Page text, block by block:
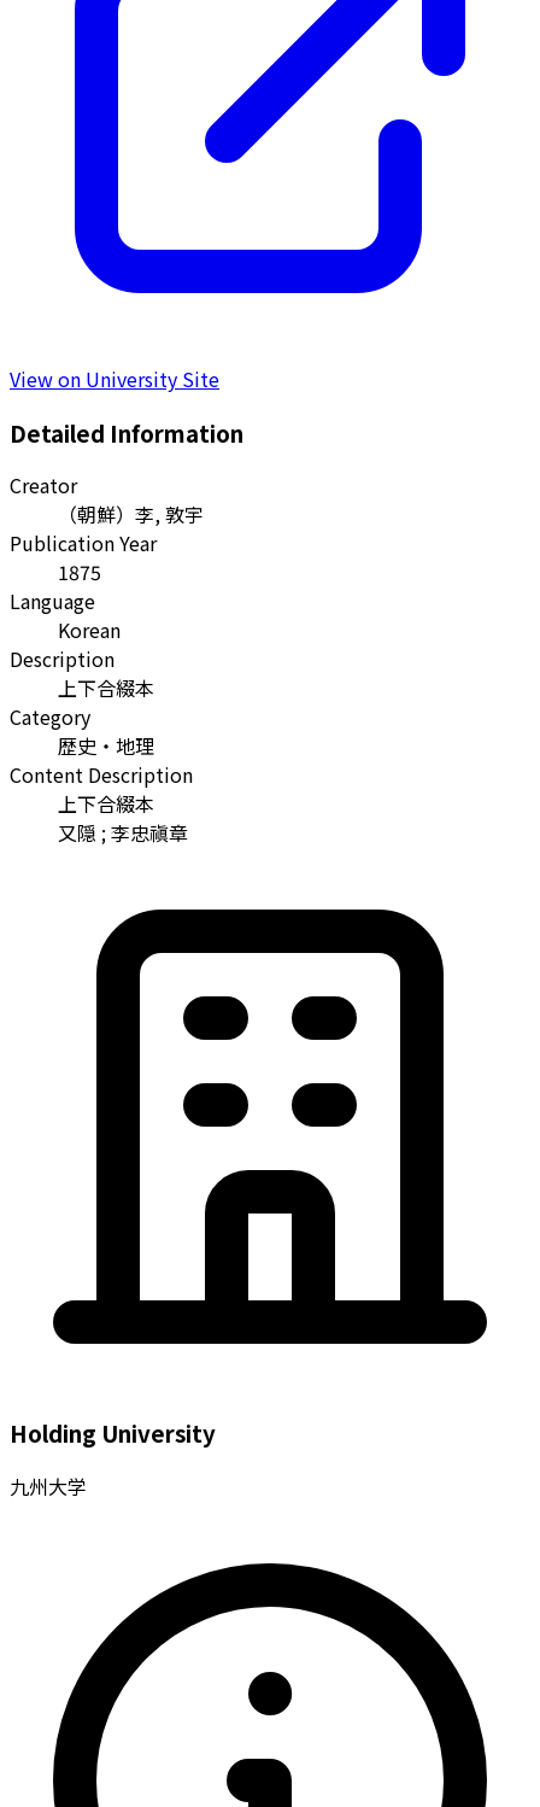
View on University Site
Detailed Information
Creator
（朝鮮）李, 敦宇
Publication Year
1875
Language
Korean
Description
上下合綴本
Category
歴史・地理
Content Description
上下合綴本
又隠 ; 李忠禛章
Holding University
九州大学